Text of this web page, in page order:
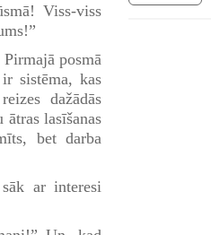
Viss-viss
posmā
sistēma, kas
dažādās
lasīšanas
bet darba
ar interesi